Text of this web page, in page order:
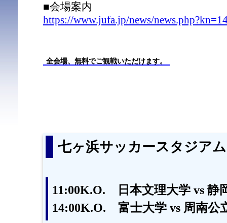
■会場案内
https://www.jufa.jp/news/
全会場、無料でご観戦いただけます。
七ヶ浜サッカースタジアム
11:00K.O. 日本文理大学 vs 静
14:00K.O. 富士大学 vs 周南公